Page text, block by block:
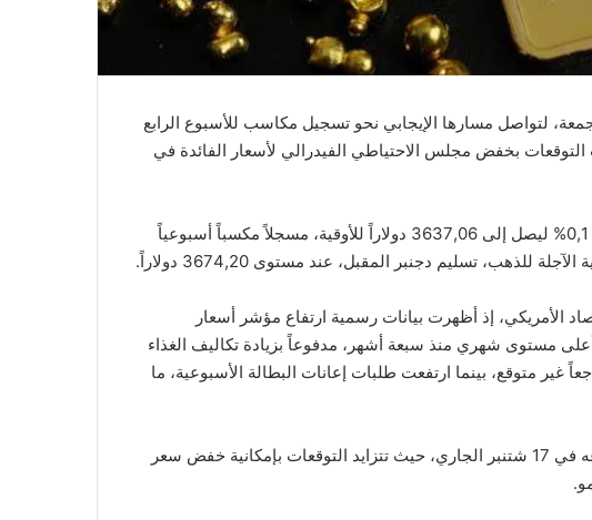
لتواصل مسارها الإيجابي نحو تسجيل مكاسب للأسبوع الرابع
بخفض مجلس الاحتياطي الفيدرالي لأسعار الفائدة في
ارتفع المعدن النفيس في المعاملات الفورية بنسبة 0,1% ليصل إلى 3637,06 دولاراً للأوقية، مسجلاً مكسباً أسبوعياً
الأمريكي، إذ أظهرت بيانات رسمية ارتفاع مؤشر أسعار
غشت الماضي بنسبة 0,4%، وهو أعلى مستوى شهري منذ سبعة أشهر، مدفوعاً بزيادة تكاليف الغذاء
غير متوقع، بينما ارتفعت طلبات إعانات البطالة الأسبوعية، ما
ومن المرتقب أن يعقد الاحتياطي الفيدرالي اجتماعه في 17 شتنبر الجاري، حيث تتزايد التوقعات بإمكانية خفض سعر